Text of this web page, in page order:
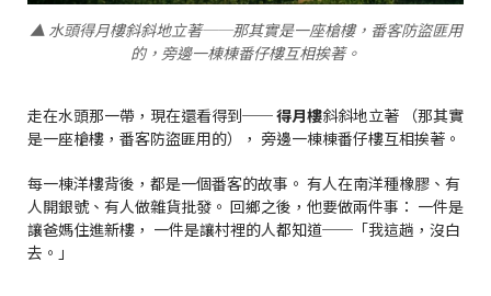
▲ 水頭得月樓斜斜地立著──那其實是一座槍樓，番客防盜匪用
的，旁邊一棟棟番仔樓互相挨著。
走在水頭那一帶，現在還看得到──得月樓斜斜地立著 （那其實
是一座槍樓，番客防盜匪用的）， 旁邊一棟棟番仔樓互相挨著。
每一棟洋樓背後，都是一個番客的故事。 有人在南洋種橡膠、有
人開銀號、有人做雜貨批發。 回鄉之後，他要做兩件事： 一件是
讓爸媽住進新樓， 一件是讓村裡的人都知道──「我這趟，沒白
去。」